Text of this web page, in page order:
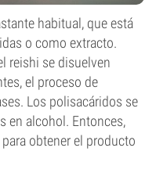
habitual, que está
o como extracto.
reishi se disuelven
el proceso de
Los polisacáridos se
en alcohol. Entonces,
obtener el producto